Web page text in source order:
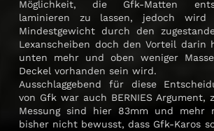
Möglichkeit, die Gfk-Matten
laminieren zu lassen, jedoch wird
Mindestgewicht durch den
Lexanscheiben doch den Vorteil darin
unten mehr und oben weniger
Deckel vorhanden sein wird.
Ausschlaggebend für diese
von Gfk war auch BERNIES Argument,
Messung sind hier 83mm und mehr
bisher nicht bewusst, dass Gfk-Karos